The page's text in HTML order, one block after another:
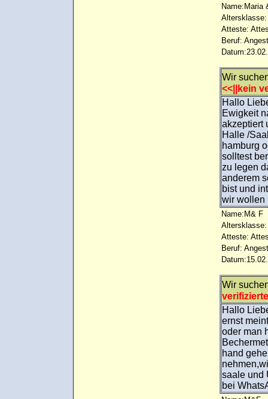
Name:Maria
Altersklasse:
Atteste:
Beruf:
Wir
<<||kein
Hallo
Ewigkeit
akzeptiert
Halle /
hamburg
solltest
zu legen
anderem
bist und
wir wollen
Name:M& F
Altersklasse:
Atteste:
Beruf:
Wir
Hallo
ernst
oder man
hand
saale und
bei